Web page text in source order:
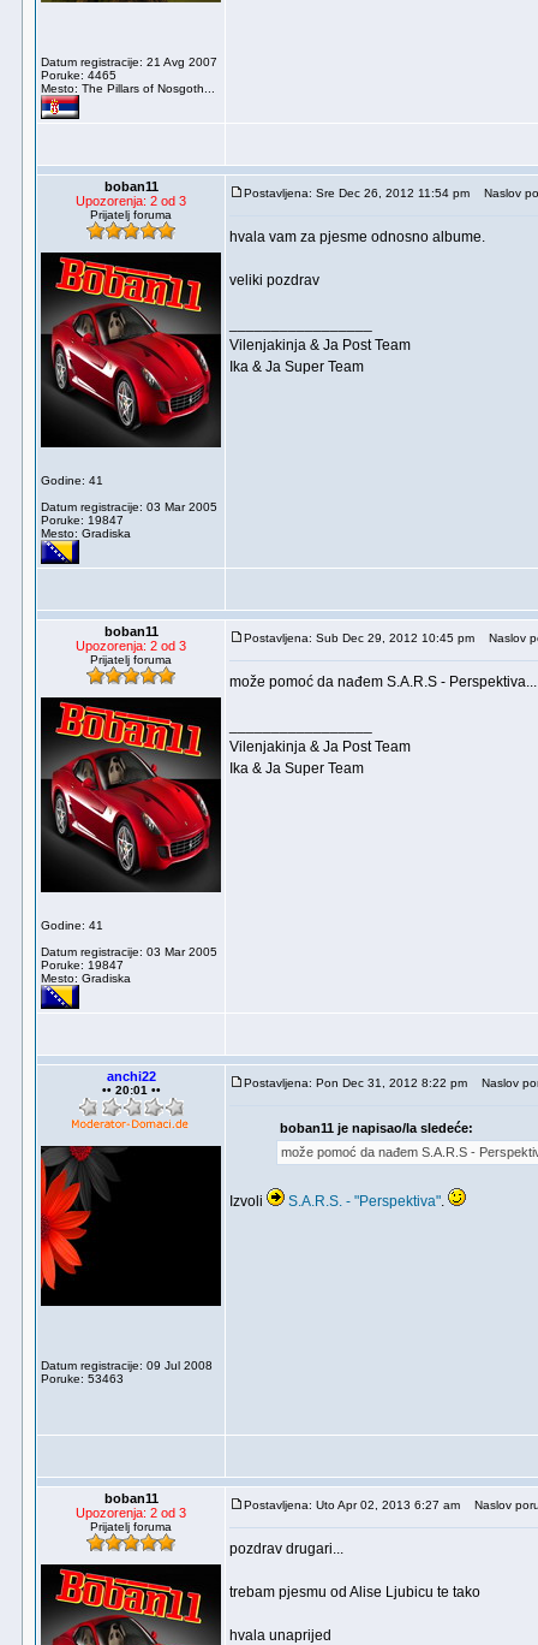
Datum registracije: 21 Avg 2007
Poruke: 4465
Mesto: The Pillars of Nosgoth...
boban11
Upozorenja: 2 od 3
Prijatelj foruma
Godine: 41
Datum registracije: 03 Mar 2005
Poruke: 19847
Mesto: Gradiska
Postavljena: Sre Dec 26, 2012 11:54 pm Naslov
hvala vam za pjesme odnosno albume.
veliki pozdrav
Vilenjakinja & Ja Post Team
Ika & Ja Super Team
boban11
Upozorenja: 2 od 3
Prijatelj foruma
Godine: 41
Datum registracije: 03 Mar 2005
Poruke: 19847
Mesto: Gradiska
Postavljena: Sub Dec 29, 2012 10:45 pm Naslov
može pomoć da nađem S.A.R.S - Perspektiva...
Vilenjakinja & Ja Post Team
Ika & Ja Super Team
anchi22
•• 20:01 ••
Datum registracije: 09 Jul 2008
Poruke: 53463
Postavljena: Pon Dec 31, 2012 8:22 pm Naslov
boban11 je napisao/la sledeće:
može pomoć da nađem S.A.R.S -
Izvoli S.A.R.S. - "Perspektiva".
boban11
Upozorenja: 2 od 3
Prijatelj foruma
Postavljena: Uto Apr 02, 2013 6:27 am Naslov
pozdrav drugari...
trebam pjesmu od Alise Ljubicu te tako
hvala unaprijed